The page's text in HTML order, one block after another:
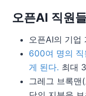
오픈AI 직원
오픈AI의 기업
600여 명의
게 된다. 최대
그레그 브록